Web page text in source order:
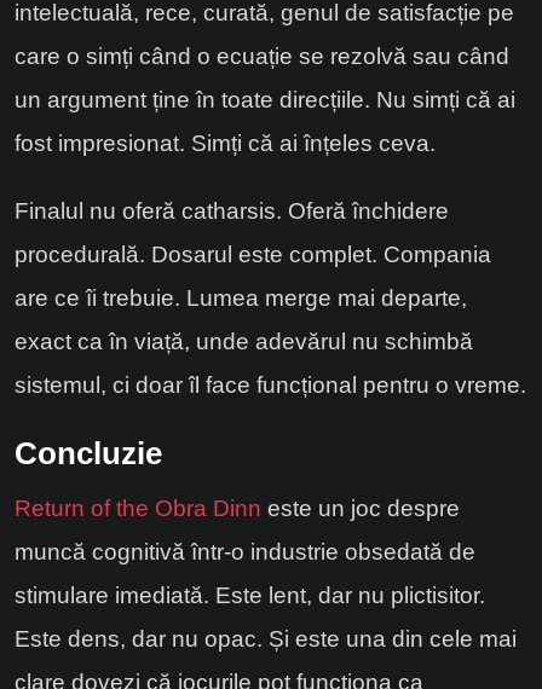
intelectuală, rece, curată, genul de satisfacție pe
care o simți când o ecuație se rezolvă sau când
un argument ține în toate direcțiile. Nu simți că ai
fost impresionat. Simți că ai înțeles ceva.
Finalul nu oferă catharsis. Oferă închidere
procedurală. Dosarul este complet. Compania
are ce îi trebuie. Lumea merge mai departe,
exact ca în viață, unde adevărul nu schimbă
sistemul, ci doar îl face funcțional pentru o vreme.
Concluzie
Return of the Obra Dinn este un joc despre
muncă cognitivă într-o industrie obsedată de
stimulare imediată. Este lent, dar nu plictisitor.
Este dens, dar nu opac. Și este una din cele mai
clare dovezi că jocurile pot funcționa ca